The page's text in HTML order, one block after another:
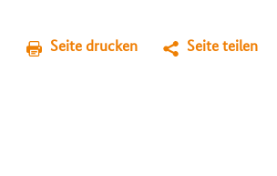
Seite drucken Seite teilen